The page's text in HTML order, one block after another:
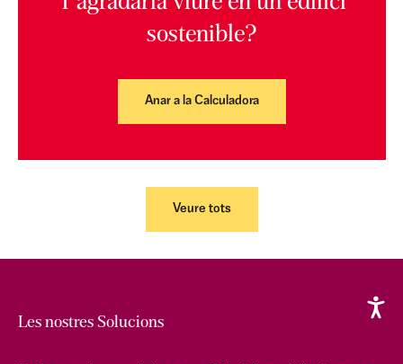
sostenible?
Anar a la Calculadora
Veure tots
Les nostres Solucions